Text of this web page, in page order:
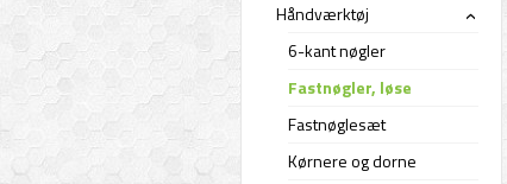
Håndværktøj
›
6-kant nøgler
Fastnøgler, løse
Fastnøglesæt
Kørnere og dorne